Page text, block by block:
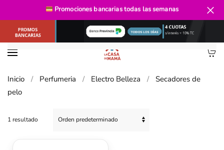
Ir al contenido principal
Inicio Perfumeria Electro Belleza
Secadores de
pelo
1 resultado
Promociones bancariastodas las semanas